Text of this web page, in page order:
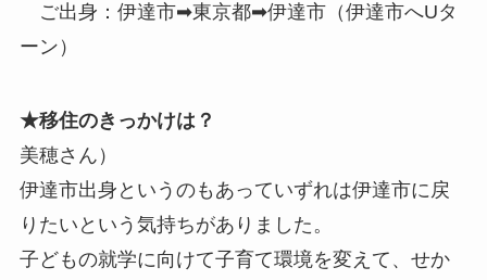
ご出身：伊達市➡東京都➡伊達市（伊達市へUタ
ーン）
★移住のきっかけは？
美穂さん）
伊達市出身というのもあっていずれは伊達市に戻
りたいという気持ちがありました。
子どもの就学に向けて子育て環境を変えて、せか